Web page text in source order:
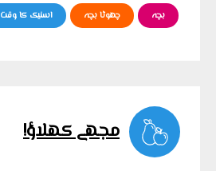
بچہ چھوٹا بچہ اسنیک کا وقت
مجھے کھلاؤ!